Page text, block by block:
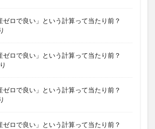
ゼロで良い」という計算って当たり前？
ゼロで良い」という計算って当たり前？
ゼロで良い」という計算って当たり前？
ゼロで良い」という計算って当たり前？